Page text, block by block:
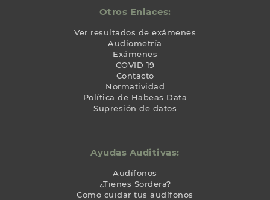
Otros Enlaces:
Ver resultados de exámenes
Audiometría
Exámenes
COVID 19
Contacto
Normatividad
Política de Habeas Data
Supresión de datos
Ayudas Auditivas:
Audífonos
¿Tienes Sordera?
Como cuidar tus audífonos